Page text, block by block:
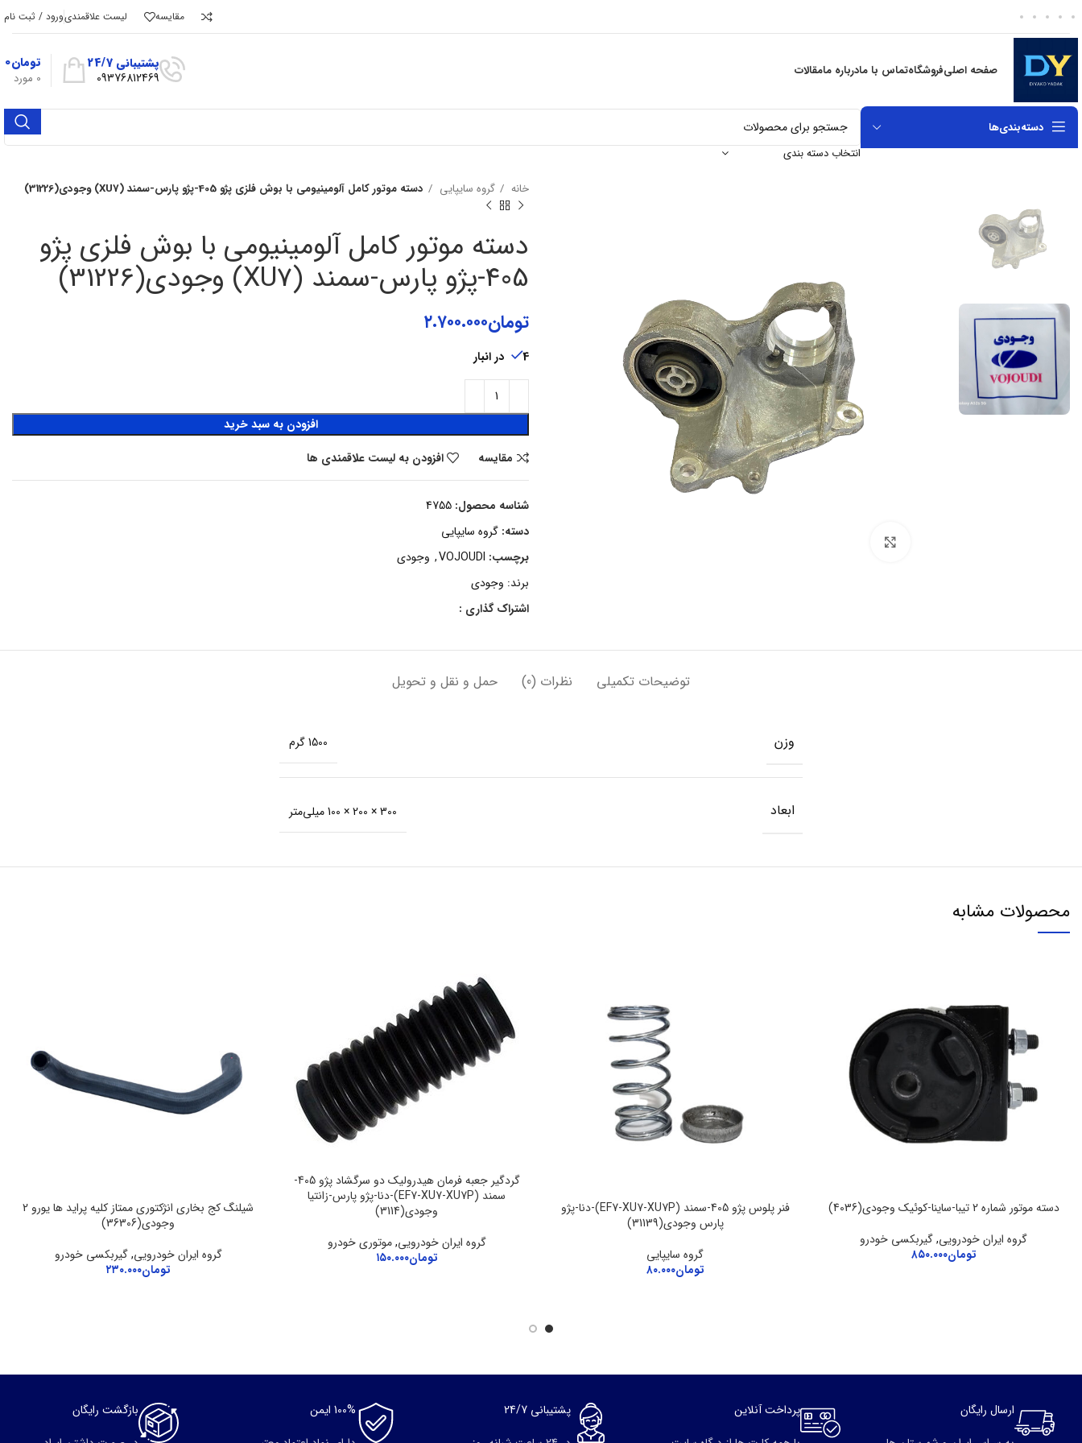
مقایسه لیست علاقمندیورود / ثبت نام
صفحه اصلیفروشگاهتماس با مادرباره مامقالات
پشتیبانی 24/7
09376812469
0 مورد
تومان۰
دسته‌بندی‌ها
انتخاب دسته بندی
خانه گروه سایپایی دسته موتور کامل آلومینیومی با بوش فلزی پژو 405-پژو پارس-سمند (XU7) وجودی(31226)
دسته موتور کامل آلومینیومی با بوش فلزی پژو
405-پژو پارس-سمند (XU7) وجودی(31226)
تومان۲.۷۰۰.۰۰۰
4 در انبار
افزودن به سبد خرید
مقایسه
افزودن به لیست علاقمندی ها
شناسه محصول: 4755
دسته: گروه سایپایی
برچسب: VOJOUDI
, وجودی
برند: وجودی
اشتراک گذاری :
توضیحات تکمیلی نظرات (0) حمل و نقل و تحویل
وزن 1500 گرم
ابعاد 300 × 200 × 100 میلی‌متر
محصولات مشابه
دسته موتور شماره 2 تیبا-ساینا-کوئیک وجودی(4036)
گروه ایران خودرویی,گیربکسی خودرو
تومان۸۵۰.۰۰۰
فنر پلوس پژو 405-سمند (EF7-XU7-XU7P)-دنا-پژو
پارس وجودی(31139)
گروه سایپایی
تومان۸۰.۰۰۰
گردگیر جعبه فرمان هیدرولیک دو سرگشاد پژو 405-
سمند (EF7-XU7-XU7P)-دنا-پژو پارس-زانتیا
وجودی(3114)
گروه ایران خودرویی,موتوری خودرو
تومان۱۵۰.۰۰۰
شیلنگ کج بخاری انژکتوری ممتاز کلیه پراید ها یورو 2
وجودی(36306)
گروه ایران خودرویی,گیربکسی خودرو
تومان۲۳۰.۰۰۰
ارسال رایگان
پرداخت آنلاین
پشتیبانی 24/7
100% ایمن
بازگشت رایگان